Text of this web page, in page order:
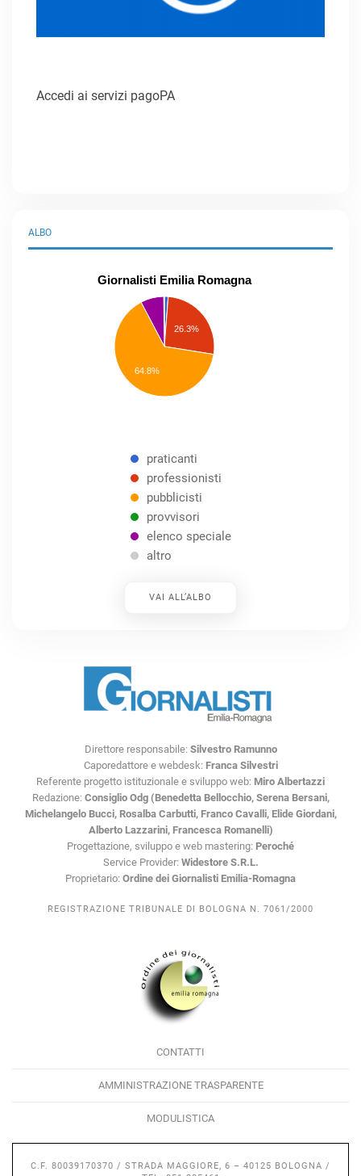
Accedi ai servizi pagoPA
ALBO
Giornalisti Emilia Romagna
26.3%
64.8%
praticanti
professionisti
pubblicisti
provvisori
elenco speciale
altro
VAI ALL’ALBO
Direttore responsabile: Silvestro Ramunno
Caporedattore e webdesk: Franca Silvestri
Referente progetto istituzionale e sviluppo web: Miro Albertazzi
Redazione: Consiglio Odg (Benedetta Bellocchio, Serena Bersani,
Michelangelo Bucci, Rosalba Carbutti, Franco Cavalli, Elide Giordani,
Alberto Lazzarini, Francesca Romanelli)
Progettazione, sviluppo e web mastering: Peroché
Service Provider: Widestore S.R.L.
Proprietario: Ordine dei Giornalisti Emilia-Romagna
REGISTRAZIONE TRIBUNALE DI BOLOGNA N. 7061/2000
CONTATTI
AMMINISTRAZIONE TRASPARENTE
MODULISTICA
C.F. 80039170370 / STRADA MAGGIORE, 6 – 40125 BOLOGNA /